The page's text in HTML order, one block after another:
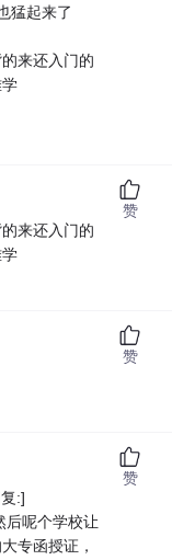
猛起来了
来还入门的
来还入门的
赞
赞
:]
后呢个学校让
专函授证，
赞